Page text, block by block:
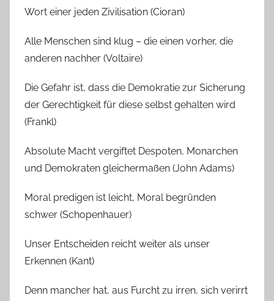
Wort einer jeden Zivilisation (Cioran)
Alle Menschen sind klug – die einen vorher, die
anderen nachher (Voltaire)
Die Gefahr ist, dass die Demokratie zur Sicherung
der Gerechtigkeit für diese selbst gehalten wird
(Frankl)
Absolute Macht vergiftet Despoten, Monarchen
und Demokraten gleichermaßen (John Adams)
Moral predigen ist leicht, Moral begründen
schwer (Schopenhauer)
Unser Entscheiden reicht weiter als unser
Erkennen (Kant)
Denn mancher hat, aus Furcht zu irren, sich verirrt